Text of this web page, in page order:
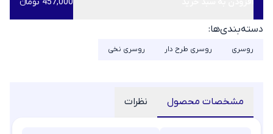
دسته‌بندی‌ها:
روسری روسری طرح دار روسری نخی
مشخصات محصول نظرات